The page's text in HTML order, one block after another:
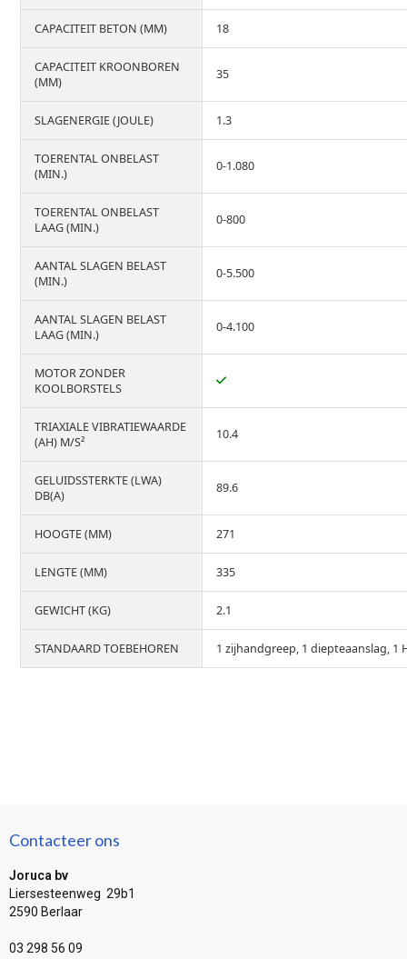
CAPACITEIT BETON (MM) 18
CAPACITEIT KROONBOREN
(MM)
35
SLAGENERGIE (JOULE) 1.3
TOERENTAL ONBELAST
(MIN.)
0-1.080
TOERENTAL ONBELAST
LAAG (MIN.)
0-800
AANTAL SLAGEN BELAST
(MIN.)
0-5.500
AANTAL SLAGEN BELAST
LAAG (MIN.)
0-4.100
MOTOR ZONDER
KOOLBORSTELS
TRIAXIALE VIBRATIEWAARDE
(AH) M/S²
10.4
GELUIDSSTERKTE (LWA)
DB(A)
89.6
HOOGTE (MM) 271
LENGTE (MM) 335
GEWICHT (KG) 2.1
STANDAARD TOEBEHOREN 1 zijhandgreep, 1 diepteaanslag, 1
Contacteer ons
Joruca bv
Liersesteenweg 29b1
2590 Berlaar
03 298 56 09